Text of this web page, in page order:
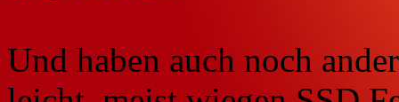
Und haben auch noch